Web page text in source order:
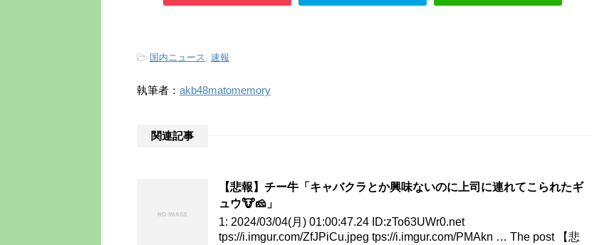
-国内ニュース, 速報
執筆者： akb48matomemory
関連記事
【悲報】チー牛「キャバクラとか興味ないのに上司に連れてこられたギ
ュウ🐮🧀」
1: 2024/03/04(月) 01:00:47.24 ID:zTo63UWr0.net
tps://i.imgur.com/ZfJPiCu.jpeg tps://i.imgur.com/PMAkn … The post 【悲